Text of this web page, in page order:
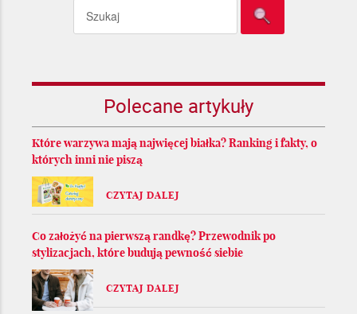
Polecane artykuły
Które warzywa mają najwięcej białka? Ranking i fakty, o
których inni nie piszą
CZYTAJ DALEJ
Co założyć na pierwszą randkę? Przewodnik po
stylizacjach, które budują pewność siebie
CZYTAJ DALEJ